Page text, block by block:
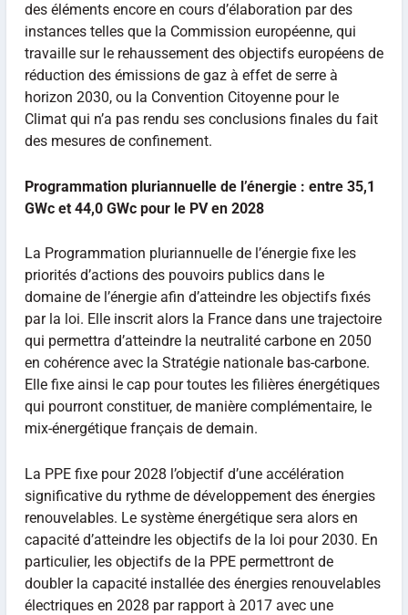
des éléments encore en cours d’élaboration par des
instances telles que la Commission européenne, qui
travaille sur le rehaussement des objectifs européens de
réduction des émissions de gaz à effet de serre à
horizon 2030, ou la Convention Citoyenne pour le
Climat qui n’a pas rendu ses conclusions finales du fait
des mesures de confinement.
Programmation pluriannuelle de l’énergie : entre 35,1
GWc et 44,0 GWc pour le PV en 2028
La Programmation pluriannuelle de l’énergie fixe les
priorités d’actions des pouvoirs publics dans le
domaine de l’énergie afin d’atteindre les objectifs fixés
par la loi. Elle inscrit alors la France dans une trajectoire
qui permettra d’atteindre la neutralité carbone en 2050
en cohérence avec la Stratégie nationale bas-carbone.
Elle fixe ainsi le cap pour toutes les filières énergétiques
qui pourront constituer, de manière complémentaire, le
mix-énergétique français de demain.
La PPE fixe pour 2028 l’objectif d’une accélération
significative du rythme de développement des énergies
renouvelables. Le système énergétique sera alors en
capacité d’atteindre les objectifs de la loi pour 2030. En
particulier, les objectifs de la PPE permettront de
doubler la capacité installée des énergies renouvelables
électriques en 2028 par rapport à 2017 avec une